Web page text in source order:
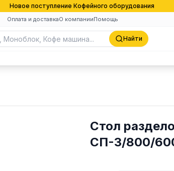
Новое поступление Кофейного оборудования
Оплата и доставкаО компанииПомощь
Найти
Стол
СП-3/800/